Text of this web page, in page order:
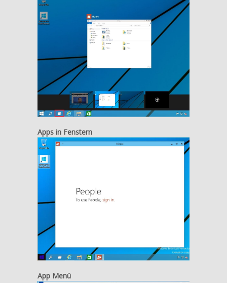
Apps in Fenstern
App Menü